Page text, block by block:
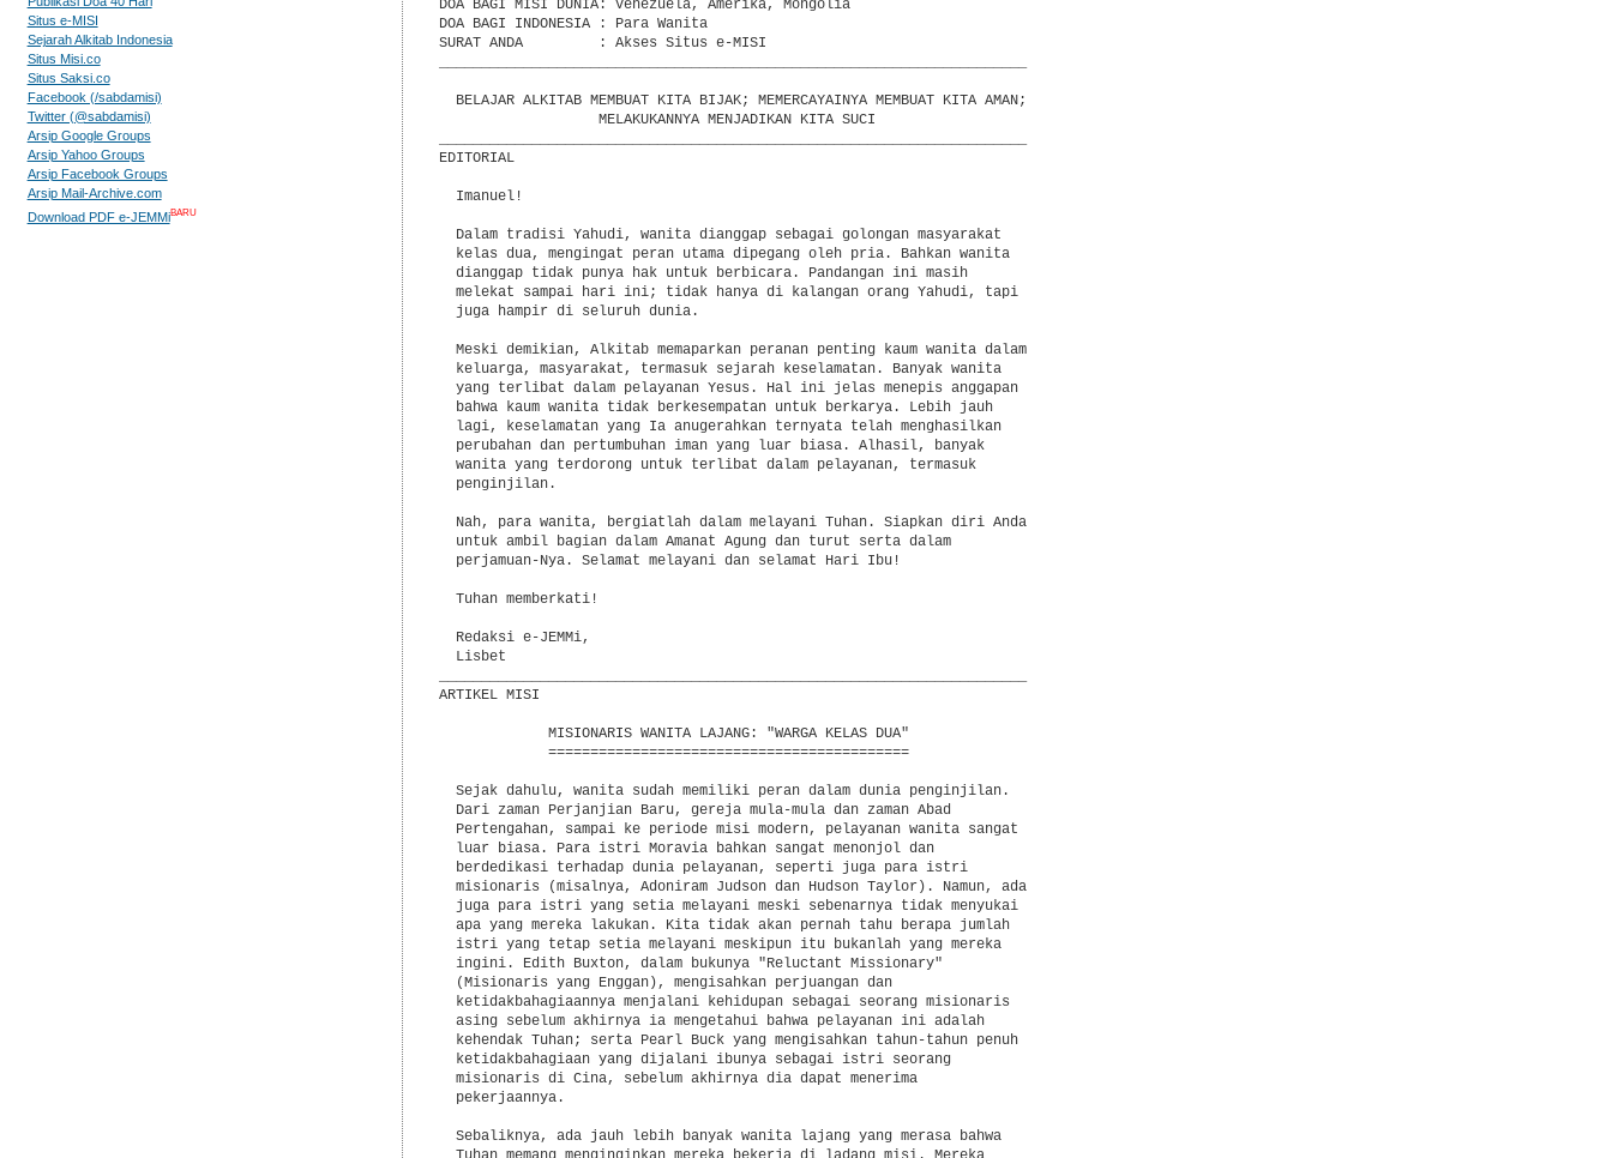
Situs e-MISI
Sejarah Alkitab Indonesia
Situs Misi.co
Situs Saksi.co
Facebook (/sabdamisi)
Twitter (@sabdamisi)
Arsip Google Groups
Arsip Yahoo Groups
Arsip Facebook Groups
Arsip Mail-Archive.com
Download PDF e-JEMMiBARU